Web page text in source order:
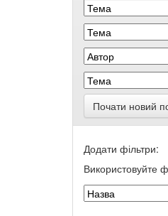
Почати новий
Додати фільтри:
Використовуйте